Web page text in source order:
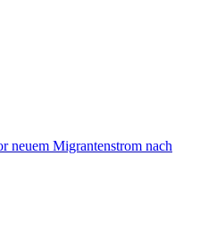
neuem Migrantenstrom nach